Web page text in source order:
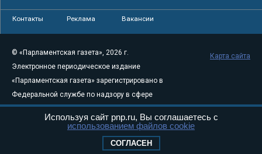
Контакты Реклама Вакансии
© «Парламентская газета», 2026 г.
Электронное периодическое издание
«Парламентская газета» зарегистрировано в
Федеральной службе по надзору в сфере
связи, информационных технологий и
массовых коммуникаций (Роскомнадзор) 05
Свидетельство о регистрации Эл № ФС77-
Карта сайта
Используя сайт pnp.ru, Вы соглашаетесь с
использованием файлов cookie
СОГЛАСЕН